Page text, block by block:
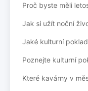
Proč byste měli
Jak si užít noční
Jaké kulturní
Poznejte kulturní
Které kavárny v